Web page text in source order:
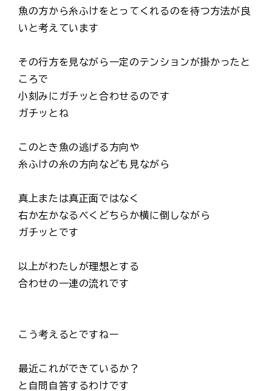
魚の方から糸ふけをとってくれるのを待つ方法が良
いと考えています
その行方を見ながら一定のテンションが掛かったと
ころで
小刻みにガチッと合わせるのです
ガチッとね
このとき魚の逃げる方向や
糸ふけの糸の方向なども見ながら
真上または真正面ではなく
右か左かなるべくどちらか横に倒しながら
ガチッとです
以上がわたしが理想とする
合わせの一連の流れです
こう考えるとですねー
最近これができているか？
と自問自答するわけです